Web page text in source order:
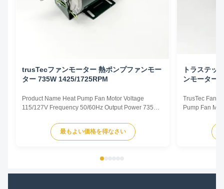
trusTecファンモーター 熱ポンプファンモー
ター 735W 1425/1725RPM
Product Name Heat Pump Fan Motor Voltage
115/127V Frequency 50/60Hz Output Power 735W
Insulation Class CL.B Capacitor / Power Factor 0.72
Other protection THERMALLY PROTECTED Key
最もよい価格を得なさい
トラステッ
ンモーター
TrusTec Fan
Pump Fan
Power 250W
1425/